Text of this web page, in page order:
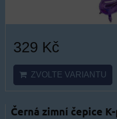
329 Kč
ZVOLTE VARIANTU
Černá zimní čepice